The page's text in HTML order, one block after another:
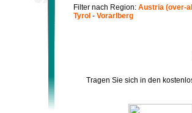
Filter nach Region: Austria (over-
Tyrol - Vorarlberg
Tragen Sie sich in den